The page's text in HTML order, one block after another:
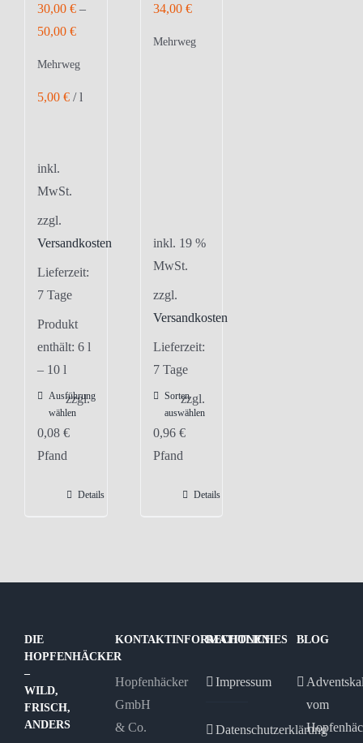
30,00 € –
50,00 €
Mehrweg
5,00 € /l
inkl.
MwSt.
zzgl.
Versandkosten
Lieferzeit:
7 Tage
Produkt
enthält: 6 l
– 10 l
Ausführung
wählen
Dieses
Produkt
Varianten
können
Produktseite
zzgl.
0,08 €
Pfand
Details
34,00 €
Mehrweg
inkl. 19 %
MwSt.
zzgl.
Versandkosten
Lieferzeit:
7 Tage
Sorten
auswählen
zzgl.
0,96 €
Pfand
Details
DIE
HOPFENHÄCKER
–
WILD,
FRISCH,
ANDERS
KONTAKTINFORMATIONEN
Hopfenhäcker
GmbH
& Co.
RECHTLICHES
Impressum
Datenschutzerklärung
BLOG
vom